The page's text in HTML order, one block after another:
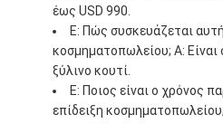
έως USD 990.
Ε: Πώς συσκευάζεται
κοσμηματοπωλείου; Α: Είναι
ξύλινο κουτί.
Ε: Ποιος είναι ο χρόνος
επίδειξη κοσμηματοπωλείου;